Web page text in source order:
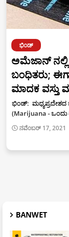
ಭಿಂಡ್
ಅಮೆಜಾನ್ ನಲ್ಲಿ
ಬಂಧಿತರು;
ಮಾದಕ ವಸ್ತು
ಭಿಂಡ್: ಮಧ್ಯಪ್ರದೇಶದ
(Marijuana -
ನವೆಂಬರ್ 17, 2021
BANWET